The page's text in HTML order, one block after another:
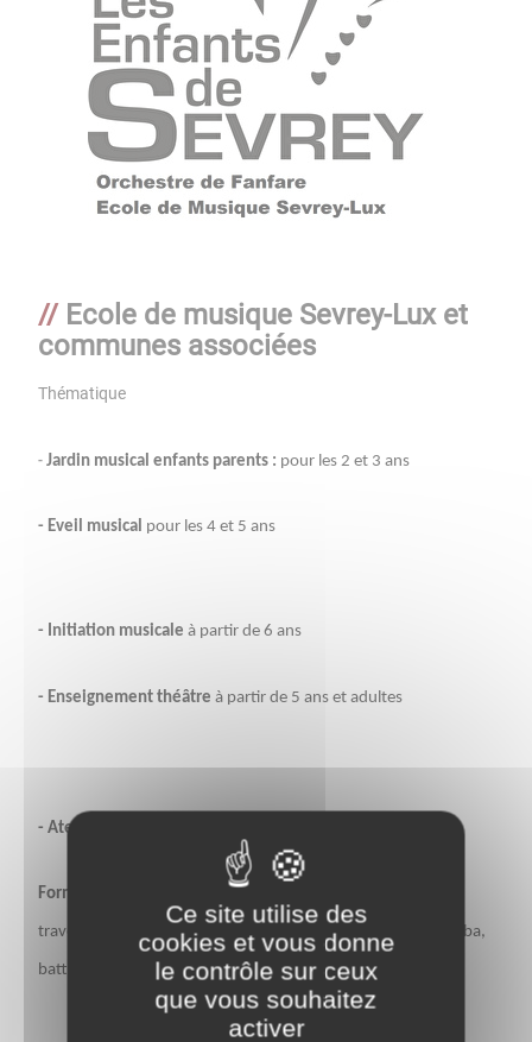
Ecole de musique Sevrey-Lux et
communes associées
Thématique
- Jardin musical enfants parents : pour les 2 et 3 ans
- Eveil musical pour les 4 et 5 ans
- Initiation musicale à partir de 6 ans
- Enseignement théâtre à partir de 5 ans et adultes
- Atelier découverte des instrumen
Formation instrumentale
traversière, clarinette, saxophone, trompette, trombone, tuba,
batterie, percussions, piano
Ce site utilise des
cookies et vous donne
le contrôle sur ceux
que vous souhaitez
activer